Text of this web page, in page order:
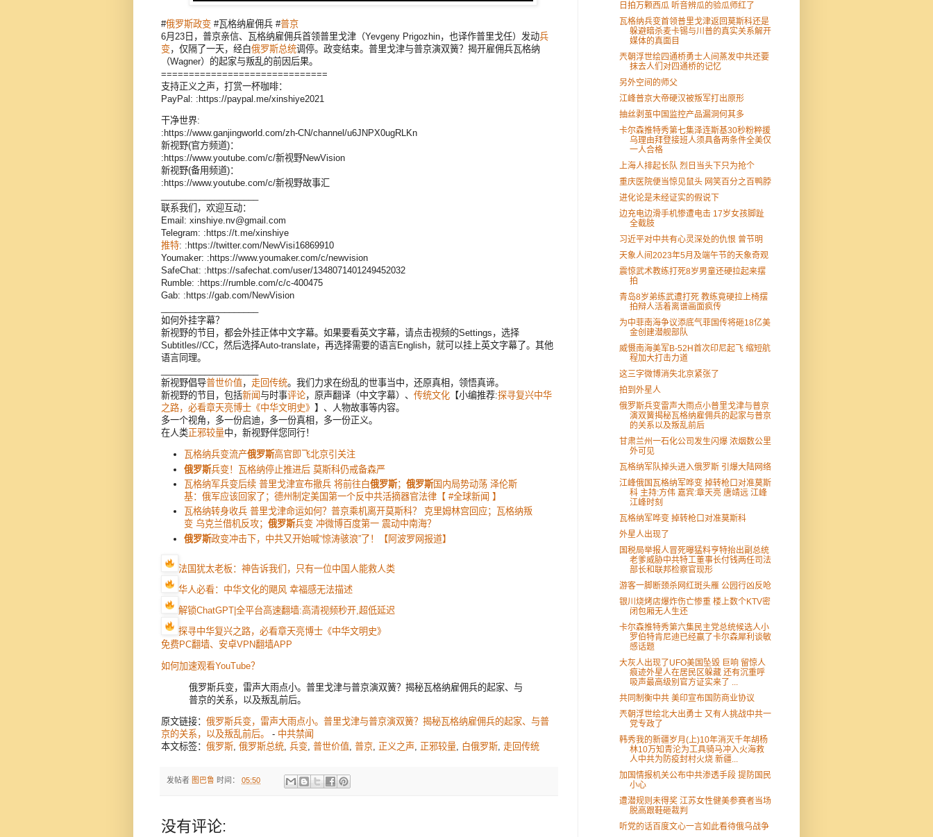
#俄罗斯政变 #瓦格纳雇佣兵 #普京
6月23日，普京亲信、瓦格纳雇佣兵首领普里戈津（Yevgeny Prigozhin，也译作普里戈任）发动兵
变，仅隔了一天，经白俄罗斯总统调停。政变结束。普里戈津与普京演双簧？揭开雇佣兵瓦格纳
（Wagner）的起家与叛乱的前因后果。
==============================
支持正义之声，打赏一杯咖啡：
PayPal: :https://paypal.me/xinshiye2021
干净世界:
:https://www.ganjingworld.com/zh-CN/channel/u6JNPX0ugRLKn
新视野(官方频道)：
:https://www.youtube.com/c/新视野NewVision
新视野(备用频道)：
:https://www.youtube.com/c/新视野故事汇
联系我们，欢迎互动：
Email: xinshiye.nv@gmail.com
Telegram: :https://t.me/xinshiye
推特: :https://twitter.com/NewVisi16869910
Youmaker: :https://www.youmaker.com/c/newvision
SafeChat: :https://safechat.com/user/1348071401249452032
Rumble: :https://rumble.com/c/c-400475
Gab: :https://gab.com/NewVision
如何外挂字幕？
新视野的节目，都会外挂正体中文字幕。如果要看英文字幕，请点击视频的Settings，选择
Subtitles//CC，然后选择Auto-translate，再选择需要的语言English，就可以挂上英文字幕了。其他
语言同理。
新视野倡导普世价值， 走回传统。我们力求在纷乱的世事当中，还原真相，领悟真谛。
新视野的节目，包括新闻与时事评论，原声翻译（中文字幕）、 传统文化 【小编推荐:探寻复兴中华
之路，必看章天亮博士《中华文明史》 】、人物故事等内容。
多一个视角，多一份启迪，多一份真相，多一份正义。
在人类正邪较量中，新视野伴您同行！
瓦格纳兵变流产俄罗斯高官即飞北京引关注
俄罗斯兵变！瓦格纳停止推进后 莫斯科仍戒备森严
瓦格纳军兵变后续 普里戈津宣布撤兵 将前往白俄罗斯； 俄罗斯国内局势动荡 泽伦斯
基：俄军应该回家了；德州制定美国第一个反中共活摘器官法律【 #全球新闻 】
瓦格纳转身收兵 普里戈津命运如何？普京乘机离开莫斯科？ 克里姆林宫回应；瓦格纳叛
变 乌克兰借机反攻； 俄罗斯兵变 冲微博百度第一 震动中南海？
俄罗斯政变冲击下，中共又开始喊“惊涛骇浪”了！【阿波罗网报道】
法国犹太老板：神告诉我们，只有一位中国人能救人类
华人必看：中华文化的飓风 幸福感无法描述
解锁ChatGPT|全平台高速翻墙:高清视频秒开,超低延迟
探寻中华复兴之路，必看章天亮博士《中华文明史》
免费PC翻墙、安卓VPN翻墙APP
如何加速观看YouTube？
俄罗斯兵变，雷声大雨点小。普里戈津与普京演双簧？揭秘瓦格纳雇佣兵的起家、与
普京的关系，以及叛乱前后。
原文链接： 俄罗斯兵变，雷声大雨点小。普里戈津与普京演双簧？揭秘瓦格纳雇佣兵的起家、与普
京的关系，以及叛乱前后。
- 中共禁闻
本文标签： 俄罗斯, 俄罗斯总统, 兵变, 普世价值, 普京, 正义之声, 正邪较量, 白俄罗斯, 走回传统
发帖者 图巴鲁 时间： 05:50
没有评论:
日拍万颗西瓜 听音辨瓜的验瓜师红了
瓦格纳兵变首领普里戈津返回莫斯科还是
躲避暗杀麦卡锡与川普的真实关系解开
媒体的真面目
兲朝浮世绘四通桥勇士人间蒸发中共还要
抹去人们对四通桥的记忆
另外空间的师父
江峰普京大帝硬汉被叛军打出原形
抽丝剥茧中国监控产品漏洞何其多
卡尔森推特秀第七集泽连斯基30秒粉粹援
乌理由拜登接班人须具备两条件全美仅
一人合格
上海人排起长队 烈日当头下只为抢个
重庆医院便当惊见鼠头 网笑百分之百鸭脖
进化论是未经证实的假说下
边充电边滑手机惨遭电击 17岁女孩脚趾
全截肢
习近平对中共有心灵深处的仇恨 曾节明
天象人间2023年5月及端午节的天象奇观
震惊武术教练打死8岁男童还硬拉起来摆
拍
青岛8岁弟练武遭打死 教练竟硬拉上椅摆
拍辩人活着离谱画面疯传
为中菲南海争议添底气菲国传将砸18亿美
金创建潜舰部队
威慑南海美军B-52H首次印尼起飞 缩短航
程加大打击力道
这三字微博消失北京紧张了
拍到外星人
俄罗斯兵变雷声大雨点小普里戈津与普京
演双簧揭秘瓦格纳雇佣兵的起家与普京
的关系以及叛乱前后
甘肃兰州一石化公司发生闪爆 浓烟数公里
外可见
瓦格纳军队掉头进入俄罗斯 引爆大陆网络
江峰俄国瓦格纳军哗变 掉转枪口对准莫斯
科 主持:方伟 嘉宾:章天亮 唐靖远 江峰
江峰时刻
瓦格纳军哗变 掉转枪口对准莫斯科
外星人出现了
国税局举报人冒死曝猛料亨特抬出副总统
老爹威胁中共特工董事长付钱两任司法
部长和联邦检察官现形
游客一脚断颈杀网红斑头雁 公园行凶反呛
银川烧烤店爆炸伤亡惨重 楼上数个KTV密
闭包厢无人生还
卡尔森推特秀第六集民主党总统候选人小
罗伯特肯尼迪已经赢了卡尔森犀利谈敏
感话题
大灰人出现了UFO美国坠毁 巨响 留惊人
痕迹外星人在居民区躲藏 还有沉重呼
吸声最高级别官方证实来了 ...
共同制衡中共 美印宣布国防商业协议
兲朝浮世绘北大出勇士 又有人挑战中共一
党专政了
韩秀我的新疆岁月(上)10年消灭千年胡杨
林10万知青沦为工具骑马冲入火海救
人中共为防疫封村火烧 新疆...
加国情报机关公布中共渗透手段 提防国民
小心
遭潜规则未得奖 江苏女性健美参赛者当场
脱高跟鞋砸裁判
听党的话百度文心一言如此看待俄乌战争